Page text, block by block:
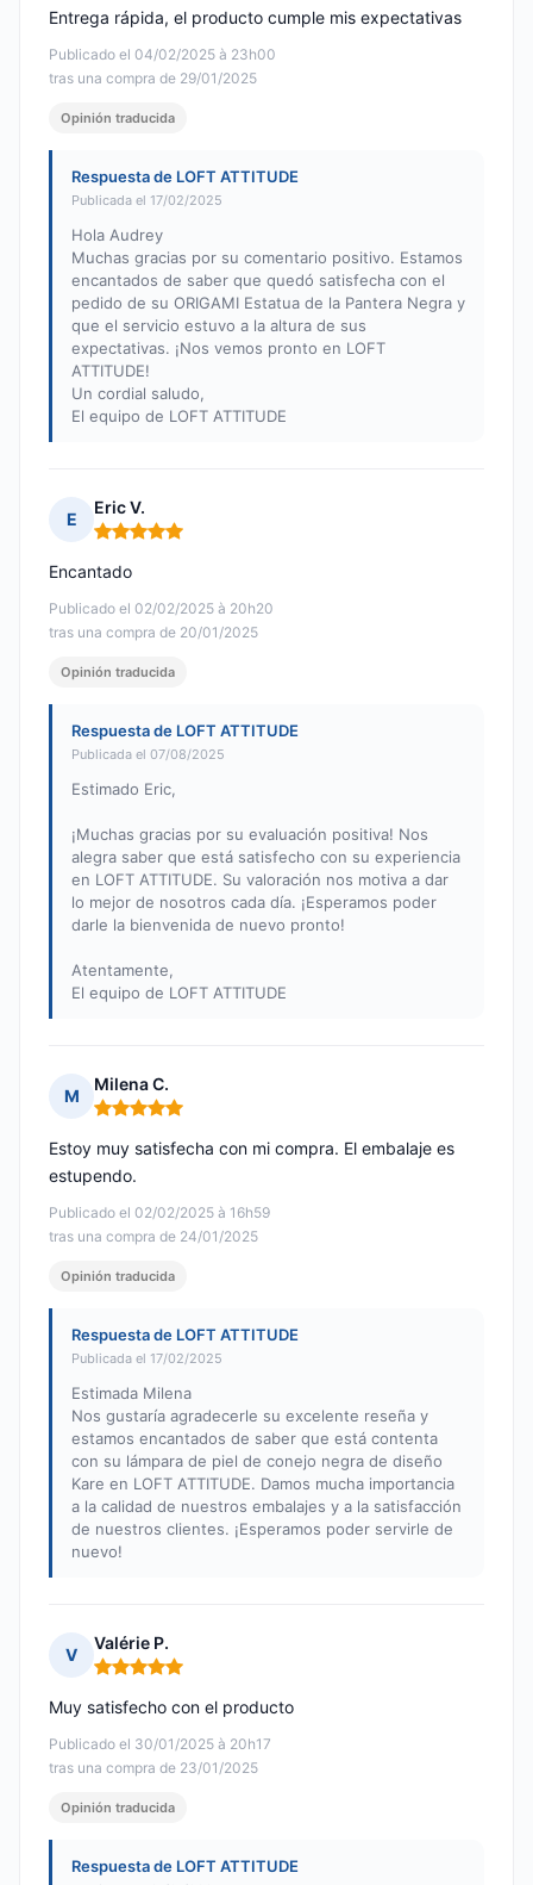
Publicado el 04/02/2025 à 23h00
tras una compra de 29/01/2025
Entrega rápida, el producto cumple mis expectativas
Opinión traducida
Respuesta de LOFT ATTITUDE
Publicada el 17/02/2025
Hola Audrey
Muchas gracias por su comentario positivo. Estamos
encantados de saber que quedó satisfecha con el
pedido de su ORIGAMI Estatua de la Pantera Negra y
que el servicio estuvo a la altura de sus
expectativas. ¡Nos vemos pronto en LOFT
ATTITUDE!
Un cordial saludo,
El equipo de LOFT ATTITUDE
E
Eric V.
Nota: 5 de 5
Publicado el 02/02/2025 à 20h20
tras una compra de 20/01/2025
Encantado
Opinión traducida
Respuesta de LOFT ATTITUDE
Publicada el 07/08/2025
Estimado Eric,
¡Muchas gracias por su evaluación positiva! Nos
alegra saber que está satisfecho con su experiencia
en LOFT ATTITUDE. Su valoración nos motiva a dar
lo mejor de nosotros cada día. ¡Esperamos poder
darle la bienvenida de nuevo pronto!
Atentamente,
El equipo de LOFT ATTITUDE
M
Milena C.
Nota: 5 de 5
Publicado el 02/02/2025 à 16h59
tras una compra de 24/01/2025
Estoy muy satisfecha con mi compra. El embalaje es
estupendo.
Opinión traducida
Respuesta de LOFT ATTITUDE
Publicada el 17/02/2025
Estimada Milena
Nos gustaría agradecerle su excelente reseña y
estamos encantados de saber que está contenta
con su lámpara de piel de conejo negra de diseño
Kare en LOFT ATTITUDE. Damos mucha importancia
a la calidad de nuestros embalajes y a la satisfacción
de nuestros clientes. ¡Esperamos poder servirle de
nuevo!
V
Valérie P.
Nota: 5 de 5
Publicado el 30/01/2025 à 20h17
tras una compra de 23/01/2025
Muy satisfecho con el producto
Opinión traducida
Respuesta de LOFT ATTITUDE